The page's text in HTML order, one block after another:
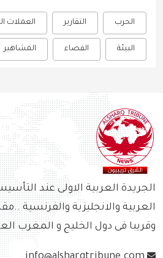
الحرب التقارير العملات
البيئة الفضاء المشاهير
الجريدة العربية الاولى عند
العربية والانجليزية والفرنسية
وقريبا فى دول الخليج و المغرب